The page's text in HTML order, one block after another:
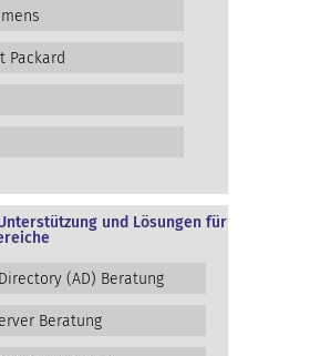
Packard
und Lösungen für
(AD) Beratung
Beratung